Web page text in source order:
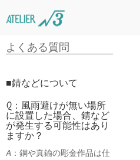
ン
ツ
ス
ッ
プ
ン
ツ
ス
ッ
プ
よくある質問
■錆などについて
Q：風雨避けが無い場所
に設置した場合、錆など
が発生する可能性はあり
ますか？
A：銅や真鍮の彫金作品は仕